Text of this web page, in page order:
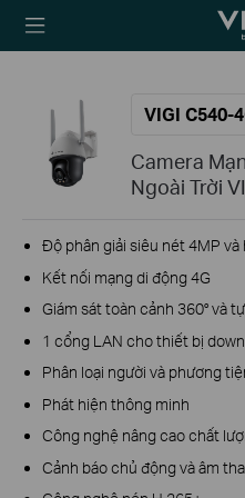
TP-Link,
VIGI C540-
Camera
Ngoài Trời
Độ phân giải siêu nét 4MP và
Kết nối mạng di động 4G
Giám sát toàn cảnh 360° và
1 cổng LAN cho thiết bị
Phân loại người và phương
Phát hiện thông minh
Công nghệ nâng cao chất
Cảnh báo chủ động và âm